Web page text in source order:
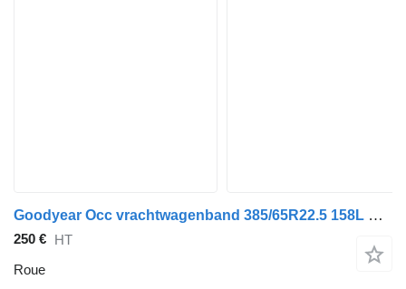
Goodyear Occ vrachtwagenband 385/65R22.5 158L Goodyear
250 € HT
Roue